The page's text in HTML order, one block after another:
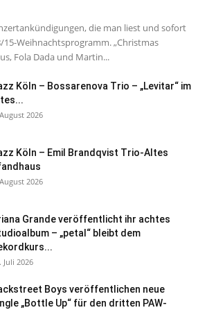
die man liest und sofort
15-Weihnachtsprogramm. „Christmas
Fola Dada und Martin...
Köln – Bossarenova Trio – „Levitar“ im
2026
Köln – Emil Brandqvist Trio-Altes
2026
Grande veröffentlicht ihr achtes
– „petal“ bleibt dem
Juli 2026
Boys veröffentlichen neue
„Bottle Up“ für den dritten PAW-